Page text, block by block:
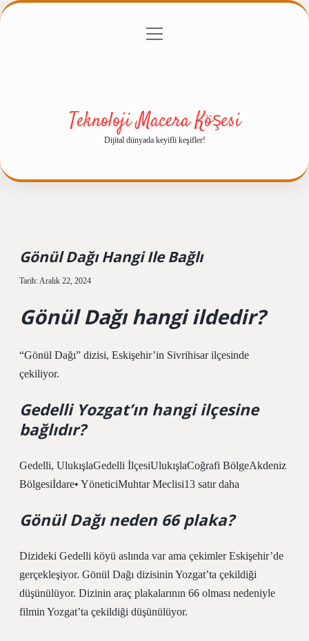
Gizlilik Politikası
menüyü
Teknoloji Macera Köşesi
Dijital dünyada keyifli keşifler!
Gönül Dağı Hangi Ile Bağlı
Tarih: Aralık 22, 2024
Gönül Dağı hangi ildedir?
“Gönül Dağı” dizisi, Eskişehir’in Sivrihisar ilçesinde
çekiliyor.
Gedelli Yozgat’ın hangi ilçesine
bağlıdır?
Gedelli, UlukışlaGedelli İlçesiUlukışlaCoğrafi BölgeAkdeniz
Bölgesiİdare• YöneticiMuhtar Meclisi13 satır daha
Gönül Dağı neden 66 plaka?
Dizideki Gedelli köyü aslında var ama çekimler Eskişehir’de
gerçekleşiyor. Gönül Dağı dizisinin Yozgat’ta çekildiği
düşünülüyor. Dizinin araç plakalarının 66 olması nedeniyle
filmin Yozgat’ta çekildiği düşünülüyor.